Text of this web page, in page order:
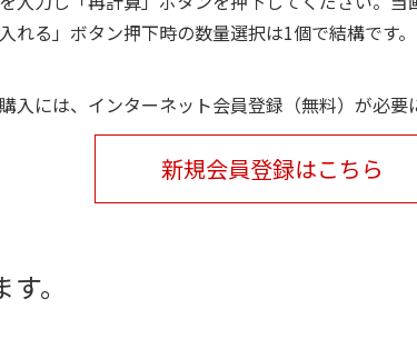
れる」ボタン押下時の数量選択は1個で結構です。
入には、インターネット会員登録（無料）が必要
新規会員登録はこちら
。